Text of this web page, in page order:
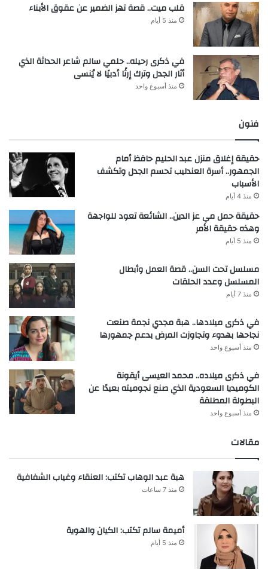
قلب ميت.. قصة تهز الضمير عن عقوق الأبناء
منذ 5 أيام
في ذكرى رحيله.. حلمي سالم شاعر الحداثة الذي
أثار الجدل وترك إرثًا أدبيًا لا يُنسى
منذ أسبوع واحد
فنون
حقيقة إغلاق منزل عبد الحليم حافظ أمام
الجمهور.. أسرة العندليب تحسم الجدل وتكشف
الأسباب
منذ 4 أيام
حقيقة حمل مي عز الدين.. الشائعة تعود للواجهة
وهذه حقيقة الأمر
منذ 5 أيام
مسلسل تحت السن.. قصة العمل وأبطال
المسلسل وعدد الحلقات
منذ 7 أيام
في ذكرى ميلادها.. هبة مجدي نجمة صنعت
نجاحها بهدوء وتجاوزت المرض بدعم جمهورها
منذ أسبوع واحد
في ذكرى ميلاده.. محمد العيسى أيقونة
الكوميديا السعودية الذي صنع نجوميته بعيدًا عن
البطولة المطلقة
منذ أسبوع واحد
مقالات
هبة عبد الوهاب تكتب: العنقاء وغياب الشفافية
منذ 7 ساعات
أميمة سالم تكتب: الكيان والهوية
منذ 5 أيام